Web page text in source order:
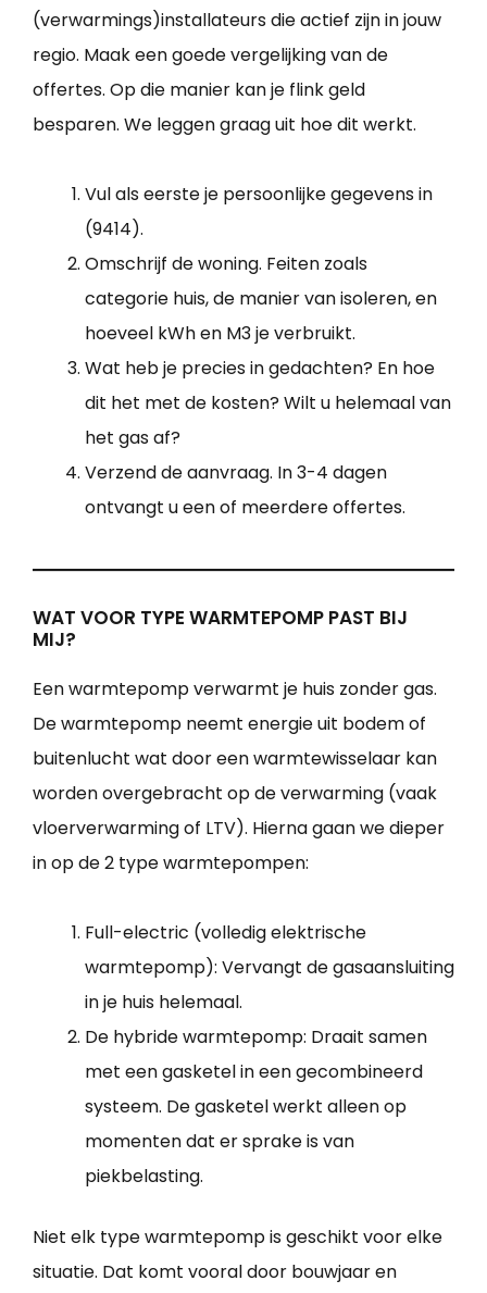
(verwarmings)installateurs die actief zijn in jouw
regio. Maak een goede vergelijking van de
offertes. Op die manier kan je flink geld
besparen. We leggen graag uit hoe dit werkt.
Vul als eerste je persoonlijke gegevens in
(9414).
Omschrijf de woning. Feiten zoals
categorie huis, de manier van isoleren, en
hoeveel kWh en M3 je verbruikt.
Wat heb je precies in gedachten? En hoe
dit het met de kosten? Wilt u helemaal van
het gas af?
Verzend de aanvraag. In 3-4 dagen
ontvangt u een of meerdere offertes.
WAT VOOR TYPE WARMTEPOMP PAST BIJ
MIJ?
Een warmtepomp verwarmt je huis zonder gas.
De warmtepomp neemt energie uit bodem of
buitenlucht wat door een warmtewisselaar kan
worden overgebracht op de verwarming (vaak
vloerverwarming of LTV). Hierna gaan we dieper
in op de 2 type warmtepompen:
Full-electric (volledig elektrische
warmtepomp): Vervangt de gasaansluiting
in je huis helemaal.
De hybride warmtepomp: Draait samen
met een gasketel in een gecombineerd
systeem. De gasketel werkt alleen op
momenten dat er sprake is van
piekbelasting.
Niet elk type warmtepomp is geschikt voor elke
situatie. Dat komt vooral door bouwjaar en